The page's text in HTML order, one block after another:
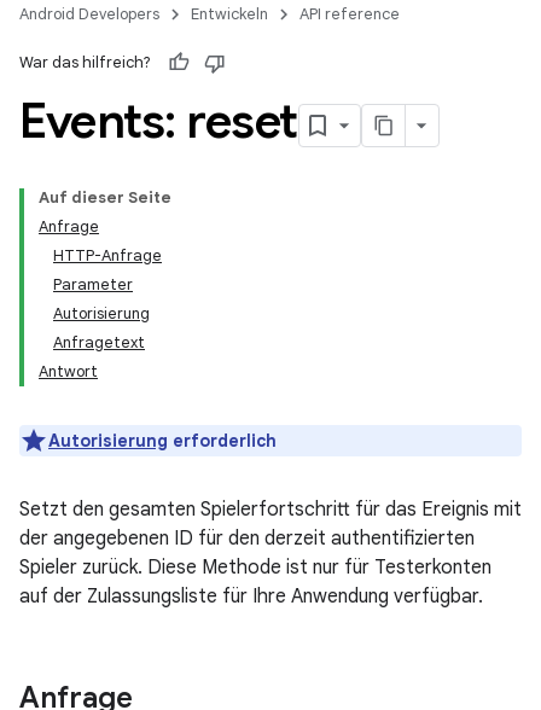
Android Developers Entwickeln API reference
War das hilfreich?
Events: reset
Auf dieser Seite
Anfrage
HTTP-Anfrage
Parameter
Autorisierung
Anfragetext
Antwort
Autorisierung erforderlich
Setzt den gesamten Spielerfortschritt für das Ereignis mit
der angegebenen ID für den derzeit authentifizierten
Spieler zurück. Diese Methode ist nur für Testerkonten
auf der Zulassungsliste für Ihre Anwendung verfügbar.
Anfrage